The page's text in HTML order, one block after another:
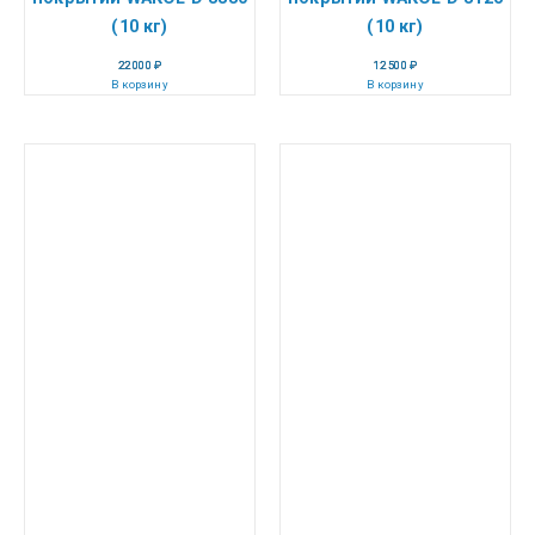
(10 кг)
22 000₽
В корзину
(10 кг)
12 500₽
В корзину